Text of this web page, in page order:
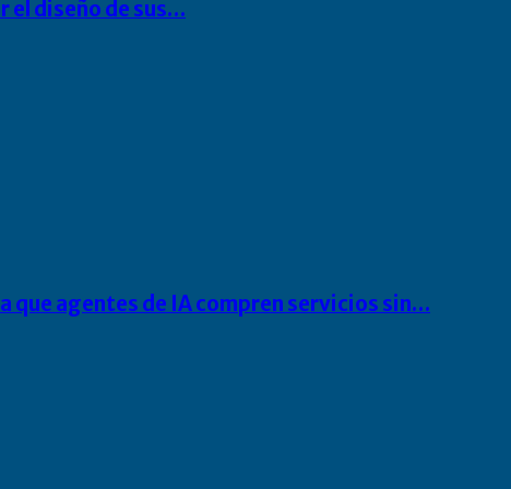
el diseño de sus…
agentes de IA compren servicios sin…